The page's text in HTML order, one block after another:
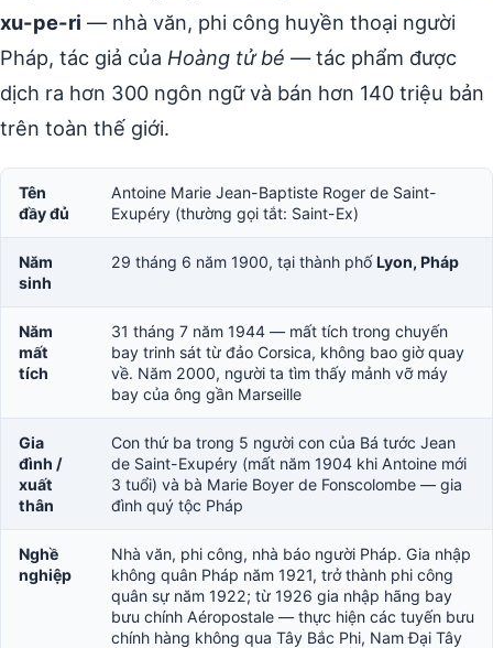
xu-pe-ri — nhà văn, phi công huyền thoại người
Pháp, tác giả của Hoàng tử bé — tác phẩm được
dịch ra hơn 300 ngôn ngữ và bán hơn 140 triệu bản
trên toàn thế giới.
Tên
đầy đủ
Antoine Marie Jean-Baptiste Roger de Saint-
Exupéry (thường gọi tắt: Saint-Ex)
Năm
sinh
29 tháng 6 năm 1900, tại thành phố Lyon, Pháp
Năm
mất
tích
31 tháng 7 năm 1944 — mất tích trong chuyến
bay trinh sát từ đảo Corsica, không bao giờ quay
về. Năm 2000, người ta tìm thấy mảnh vỡ máy
bay của ông gần Marseille
Gia
đình /
xuất
thân
Con thứ ba trong 5 người con của Bá tước Jean
de Saint-Exupéry (mất năm 1904 khi Antoine mới
3 tuổi) và bà Marie Boyer de Fonscolombe — gia
đình quý tộc Pháp
Nghề
nghiệp
Nhà văn, phi công, nhà báo người Pháp. Gia nhập
không quân Pháp năm 1921, trở thành phi công
quân sự năm 1922; từ 1926 gia nhập hãng bay
bưu chính Aéropostale — thực hiện các tuyến bưu
chính hàng không qua Tây Bắc Phi, Nam Đại Tây